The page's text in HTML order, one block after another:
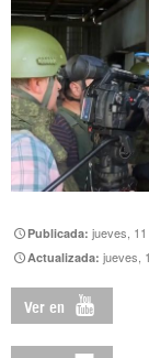
Publicada:jueves,
Actualizada:jueves,
Ver en